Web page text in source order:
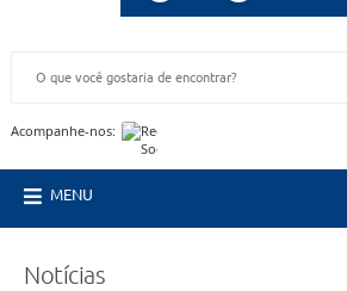
Acompanhe-nos:
MENU
Notícias